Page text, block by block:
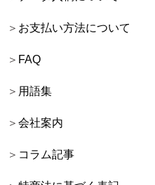
お支払い方法について
FAQ
用語集
会社案内
コラム記事